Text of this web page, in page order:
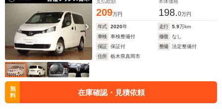
209万円 198.0万円
年式 2020年 走行 5.9万km
車検
車検整備付 修復
なし
保証
保証付 整備
法定整備付
住所
栃木県真岡市
無
料
在庫確認・見積依頼